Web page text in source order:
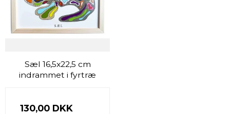
Sæl 16,5x22,5 cm
indrammet i fyrtræ
130,00 DKK